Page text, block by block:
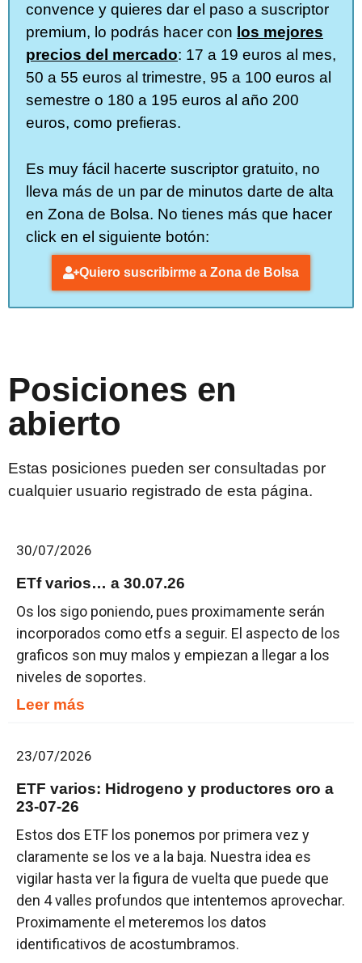
convence y quieres dar el paso a suscriptor
premium, lo podrás hacer con los mejores
precios del mercado: 17 a 19 euros al mes,
50 a 55 euros al trimestre, 95 a 100 euros al
semestre o 180 a 195 euros al año 200
euros, como prefieras.
Es muy fácil hacerte suscriptor gratuito, no
lleva más de un par de minutos darte de alta
en Zona de Bolsa. No tienes más que hacer
click en el siguiente botón:
Quiero suscribirme a Zona de Bolsa
Posiciones en
abierto
Estas posiciones pueden ser consultadas por
cualquier usuario registrado de esta página.
30/07/2026
ETf varios… a 30.07.26
Os los sigo poniendo, pues proximamente serán
incorporados como etfs a seguir. El aspecto de los
graficos son muy malos y empiezan a llegar a los
niveles de soportes.
Leer más
23/07/2026
ETF varios: Hidrogeno y productores oro a
23-07-26
Estos dos ETF los ponemos por primera vez y
claramente se los ve a la baja. Nuestra idea es
vigilar hasta ver la figura de vuelta que puede que
den 4 valles profundos que intentemos aprovechar.
Proximamente el meteremos los datos
identificativos de acostumbramos.